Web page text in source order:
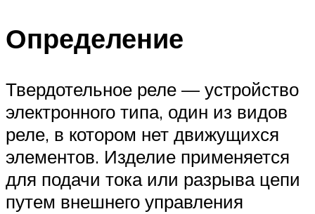
Определение
Твердотельное реле — устройство
электронного типа, один из видов
реле, в котором нет движущихся
элементов. Изделие применяется
для подачи тока или разрыва цепи
путем внешнего управления